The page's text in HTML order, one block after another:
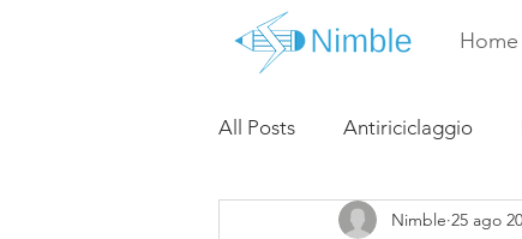
Home
All Posts Antiriciclaggio
Nimble 25 ago